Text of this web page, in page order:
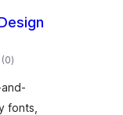
(0કુલ
રેટિંગ્સ
)
fonts,